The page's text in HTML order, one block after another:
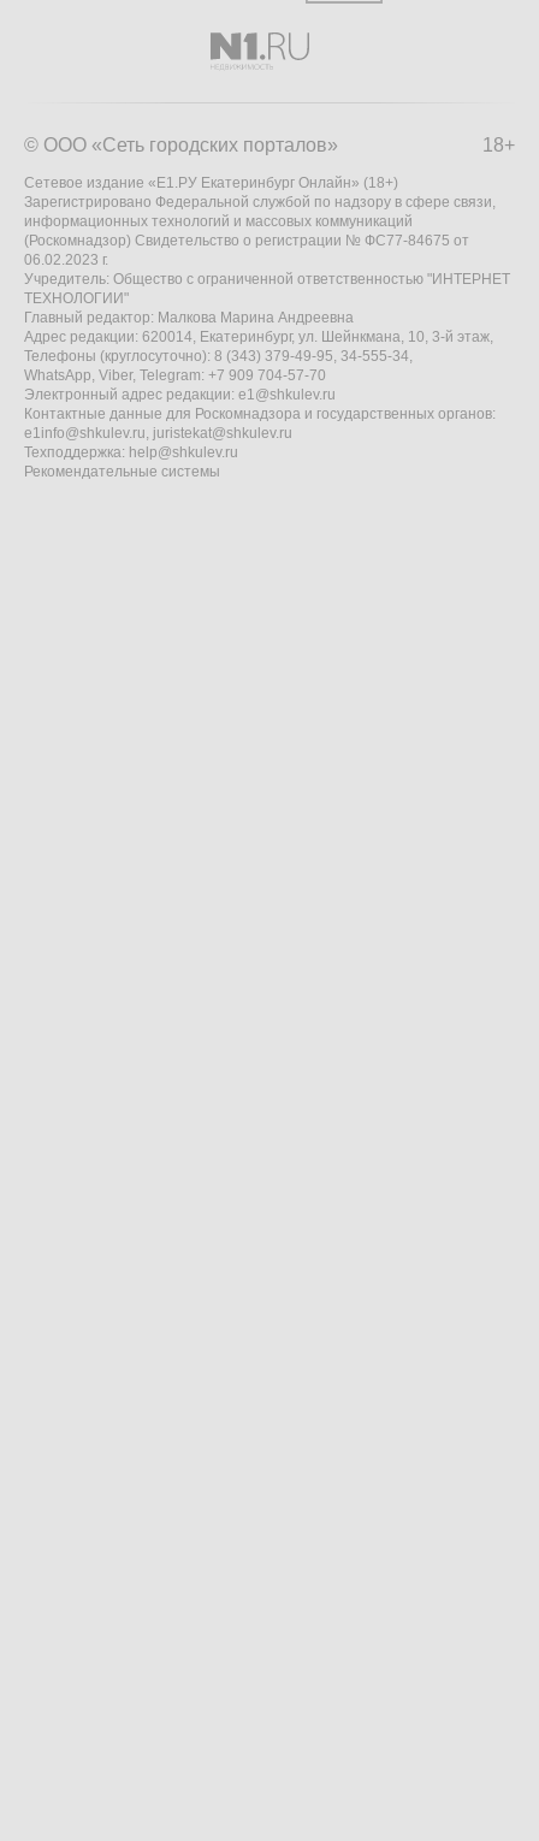
18+
© ООО «Сеть городских порталов»
Сетевое издание «Е1.РУ Екатеринбург Онлайн» (18+)
Зарегистрировано Федеральной службой по надзору в сфере связи,
информационных технологий и массовых коммуникаций
(Роскомнадзор) Свидетельство о регистрации № ФС77-84675 от
06.02.2023 г.
Учредитель: Общество с ограниченной ответственностью "ИНТЕРНЕТ
ТЕХНОЛОГИИ"
Главный редактор: Малкова Марина Андреевна
Адрес редакции: 620014, Екатеринбург, ул. Шейнкмана, 10, 3-й этаж,
Телефоны (круглосуточно): 8 (343) 379-49-95, 34-555-34,
WhatsApp, Viber, Telegram: +7 909 704-57-70
Электронный адрес редакции: e1@shkulev.ru
Контактные данные для Роскомнадзора и государственных органов:
e1info@shkulev.ru, juristekat@shkulev.ru
Техподдержка: help@shkulev.ru
Рекомендательные системы